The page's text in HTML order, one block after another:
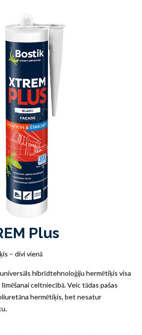
Plus
– divi vienā
hibrīdtehnoloģiju hermētiķis visa
celtniecībā. Veic tādas pašas
hermētiķis, bet nesatur